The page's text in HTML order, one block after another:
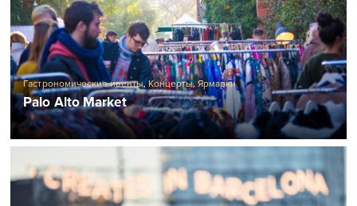
Гастрономические ивенты,Концерты,Ярмарки
Palo Alto Market